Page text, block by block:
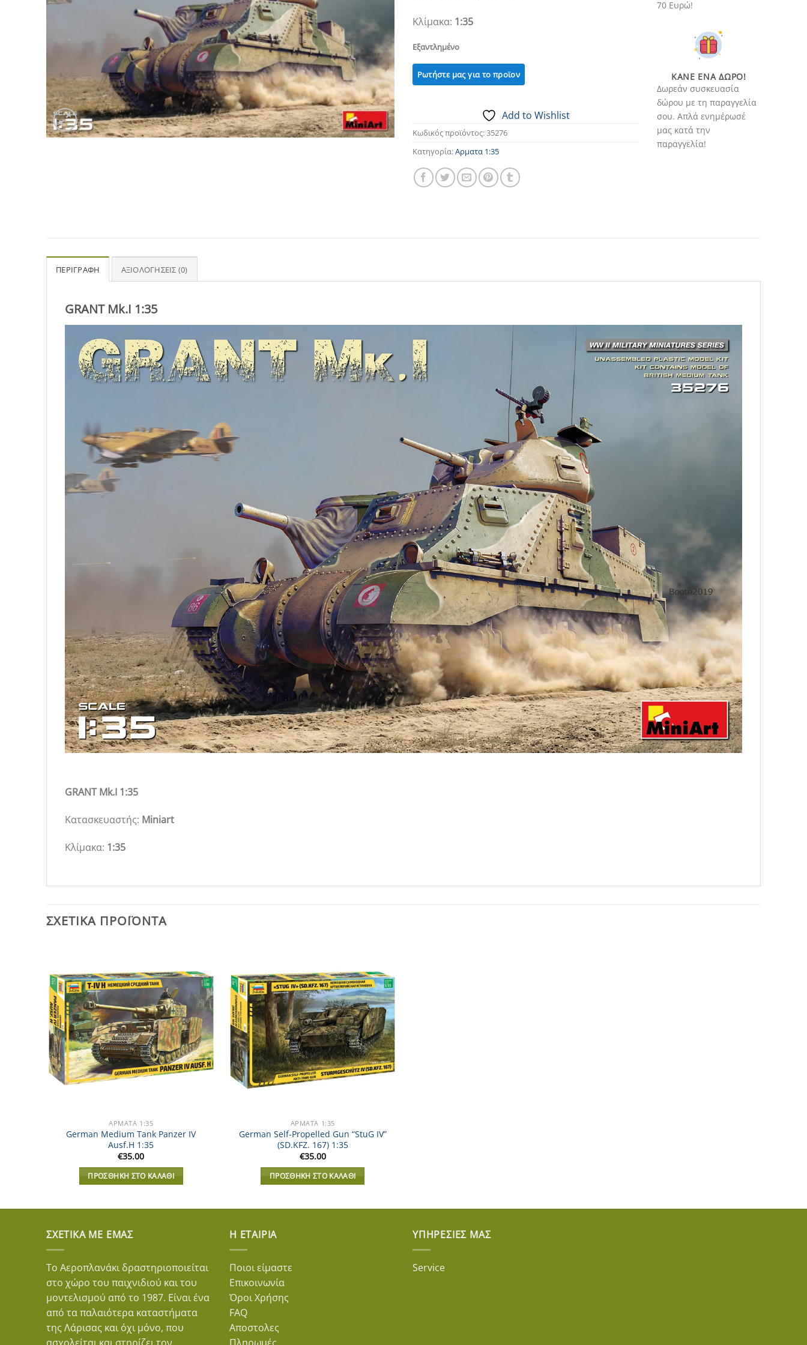
Κλίμακα: 1:35
Εξαντλημένο
Add to Wishlist
Κωδικός προϊόντος:35276
Κατηγορία:Αρματα 1:35
70 Ευρώ!
ΚΆΝΕ ΈΝΑ ΔΏΡΟ!
Δωρεάν συσκευασία
δώρου με τη παραγγελία
σου. Απλά ενημέρωσέ
μας κατά την
παραγγελία!
ΠΕΡΙΓΡΑΦΉ ΑΞΙΟΛΟΓΉΣΕΙΣ (0)
GRANT Mk.I 1:35
GRANT Mk.I 1:35
Κατασκευαστής: Miniart
Κλίμακα: 1:35
ΣΧΕΤΙΚΆ ΠΡΟΪΌΝΤΑ
Add to
Wishlist
ΑΡΜΑΤΑ 1:35
German Medium Tank Panzer IV
Ausf.H 1:35
€35.00
ΠΡΟΣΘΉΚΗ ΣΤΟ ΚΑΛΆΘΙ
Add to
Wishlist
ΑΡΜΑΤΑ 1:35
German Self-Propelled Gun “StuG IV”
(SD.KFZ. 167) 1:35
€35.00
ΠΡΟΣΘΉΚΗ ΣΤΟ ΚΑΛΆΘΙ
ΣΧΕΤΙΚΆ ΜΕ ΕΜΆΣ
Το Αεροπλανάκι δραστηριοποιείται
στο χώρο του παιχνιδιού και του
μοντελισμού από το 1987. Είναι ένα
από τα παλαιότερα καταστήματα
της Λάρισας και όχι μόνο, που
Η ΕΤΑΙΡΊΑ
Ποιοι είμαστε
Επικοινωνία
Όροι Χρήσης
FAQ
Αποστολες
ΥΠΗΡΕΣΊΕΣ ΜΑΣ
Service